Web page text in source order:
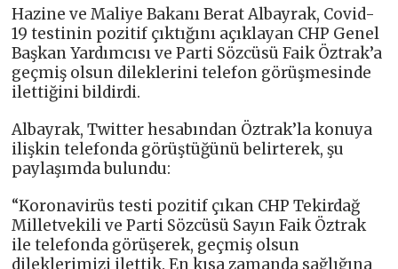
Hazine ve Maliye Bakanı Berat Albayrak, Covid-
19 testinin pozitif çıktığını açıklayan CHP Genel
Başkan Yardımcısı ve Parti Sözcüsü Faik Öztrak’a
geçmiş olsun dileklerini telefon görüşmesinde
ilettiğini bildirdi.
Albayrak, Twitter hesabından Öztrak’la konuya
ilişkin telefonda görüştüğünü belirterek, şu
paylaşımda bulundu:
“Koronavirüs testi pozitif çıkan CHP Tekirdağ
Milletvekili ve Parti Sözcüsü Sayın Faik Öztrak
ile telefonda görüşerek, geçmiş olsun
dileklerimizi ilettik. En kısa zamanda sağlığına